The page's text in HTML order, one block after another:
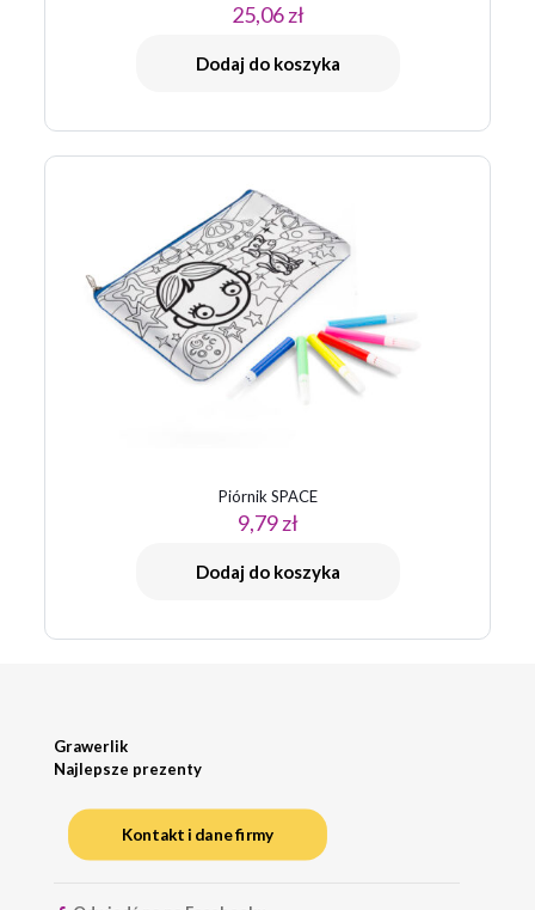
25,06zł
Dodaj do koszyka
Piórnik SPACE
9,79zł
Dodaj do koszyka
Grawerlik
Najlepsze prezenty
Kontakt i dane firmy